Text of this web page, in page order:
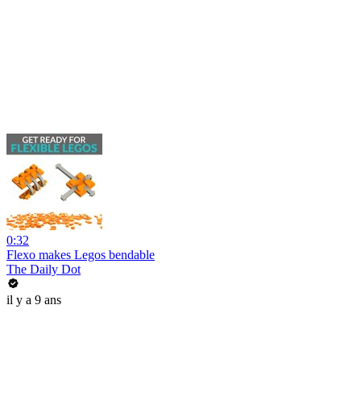
0:32
Flexo makes Legos bendable
The Daily Dot
il y a 9 ans